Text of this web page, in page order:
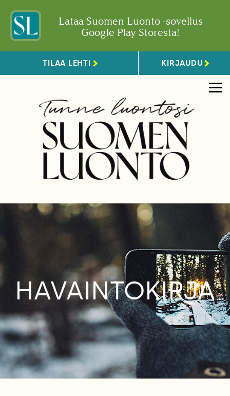
Lataa Suomen Luonto -sovellus
Google Play Storesta!
TILAA LEHTI KIRJAUDU
HAVAINTOKIRJA